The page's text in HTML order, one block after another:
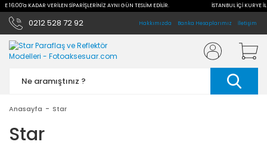
16:00'a KADAR VERİLEN SİPARİŞLERİNİZ AYNI GÜN TESLİM EDİLİR. İSTANBUL İÇİ KURYE
0212 528 72 92 Hakkımızda Banka Hesaplarımız İletişim
Anasayfa Star
Star